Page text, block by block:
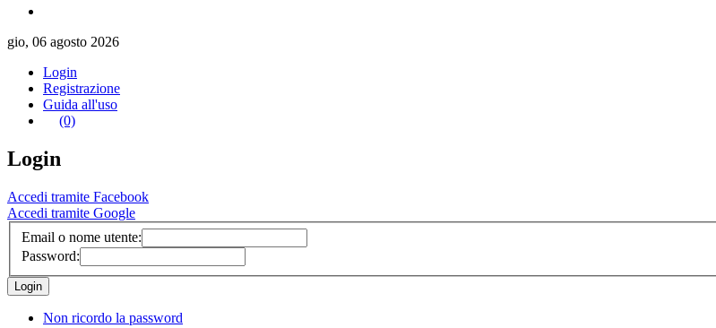
gio, 06 agosto 2026
Login
Registrazione
Guida all'uso
(0)
Login
Accedi tramite Facebook
Accedi tramite Google
Email o nome utente:
Password:
Non ricordo la password